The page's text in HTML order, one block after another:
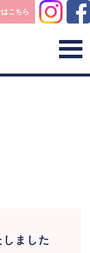
こちら
ました